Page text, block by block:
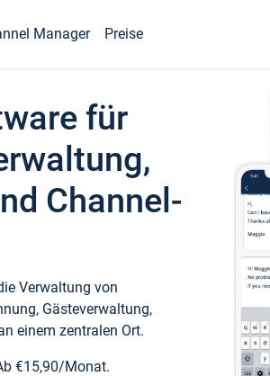
Manager Preise
für
Channel-
Verwaltung von
Gästeverwaltung,
einem zentralen Ort.
€15,90/Monat.